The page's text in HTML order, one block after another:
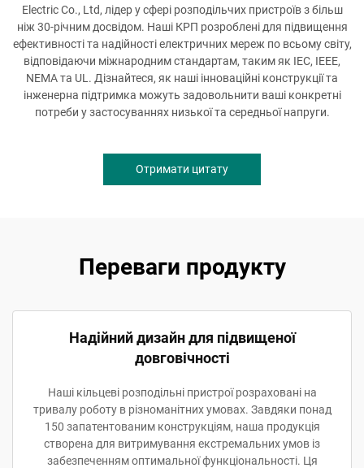
Electric Co., Ltd, лідер у сфері розподільчих пристроїв з більш
ніж 30-річним досвідом. Наші КРП розроблені для підвищення
ефективності та надійності електричних мереж по всьому світу,
відповідаючи міжнародним стандартам, таким як IEC, IEEE,
NEMA та UL. Дізнайтеся, як наші інноваційні конструкції та
інженерна підтримка можуть задовольнити ваші конкретні
потреби у застосуваннях низької та середньої напруги.
Отримати цитату
Переваги продукту
Надійний дизайн для підвищеної
довговічності
Наші кільцеві розподільні пристрої розраховані на
тривалу роботу в різноманітних умовах. Завдяки понад
150 запатентованим конструкціям, наша продукція
створена для витримування екстремальних умов із
забезпеченням оптимальної функціональності. Ця